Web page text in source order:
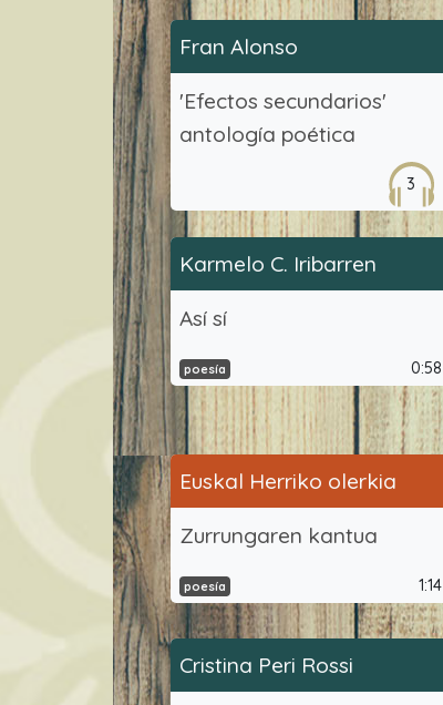
Fran Alonso
'Efectos secundarios'
antología poética
3
Karmelo C. Iribarren
Así sí
poesía 0:58
Euskal Herriko olerkia
Zurrungaren kantua
poesía 1:14
Cristina Peri Rossi